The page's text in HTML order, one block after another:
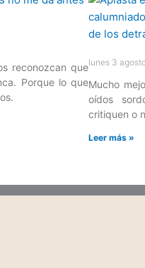
reconozcan que
Porque lo que
lunes 3
Mucho
oídos
critiquen o
Leer más »